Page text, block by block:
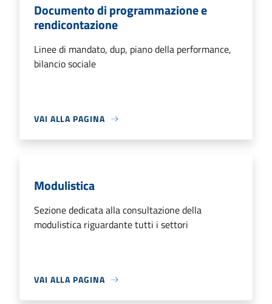
Documento di programmazione e
rendicontazione
Linee di mandato, dup, piano della performance,
bilancio sociale
VAI ALLA PAGINA
Modulistica
Sezione dedicata alla consultazione della
modulistica riguardante tutti i settori
VAI ALLA PAGINA